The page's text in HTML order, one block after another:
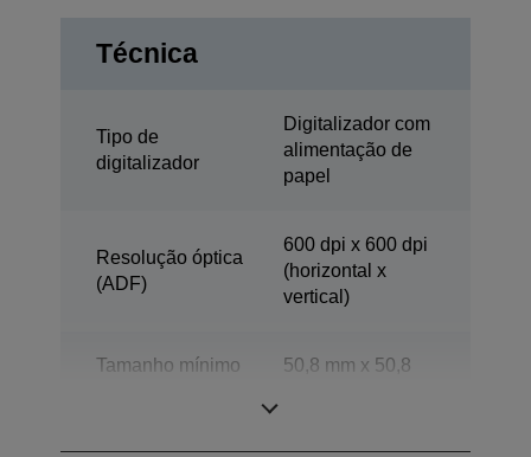
Técnica
Tipo de
digitalizador
Digitalizador com
alimentação de
papel
Resolução óptica
(ADF)
600 dpi x 600 dpi
(horizontal x
vertical)
Tamanho mínimo
50,8 mm x 50,8